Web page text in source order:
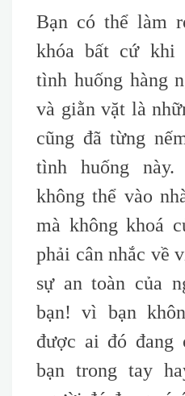
Bạn có thể làm
khóabất cứ khi
tình huống hàng
và giằn vặt là
cũng đã từng
tình huống
không thể vào
mà không khoá
phải cân nhắc về
sự an toàn của
bạn! vì bạn
được ai đó đang
bạn trong tay